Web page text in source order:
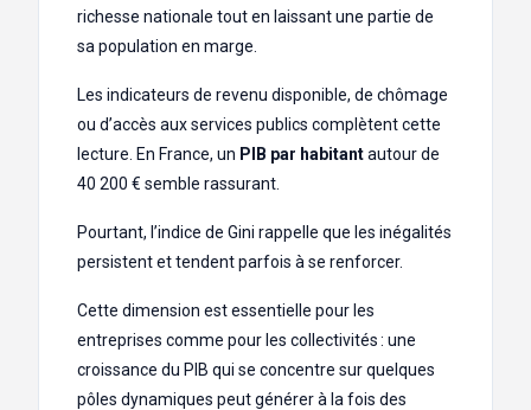
richesse nationale tout en laissant une partie de
sa population en marge.
Les indicateurs de revenu disponible, de chômage
ou d’accès aux services publics complètent cette
lecture. En France, un PIB par habitantautour de
40 200 € semble rassurant.
Pourtant, l’indice de Gini rappelle que les inégalités
persistent et tendent parfois à se renforcer.
Cette dimension est essentielle pour les
entreprises comme pour les collectivités : une
croissance du PIB qui se concentre sur quelques
pôles dynamiques peut générer à la fois des